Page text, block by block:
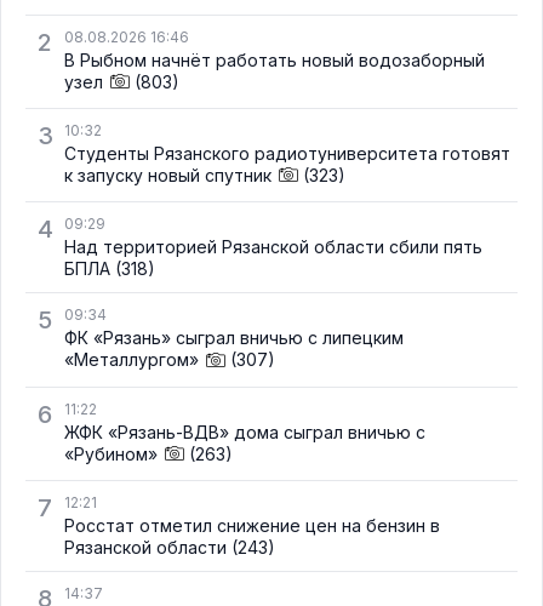
2 08.08.2026 16:46
В Рыбном начнёт работать новый водозаборный
узел
(803)
3 10:32
Студенты Рязанского радиотуниверситета готовят
к запуску новый спутник
(323)
4 09:29
Над территорией Рязанской области сбили пять
БПЛА (318)
5 09:34
ФК «Рязань» сыграл вничью с липецким
«Металлургом»
(307)
6 11:22
ЖФК «Рязань-ВДВ» дома сыграл вничью с
«Рубином»
(263)
7 12:21
Росстат отметил снижение цен на бензин в
Рязанской области (243)
8 14:37